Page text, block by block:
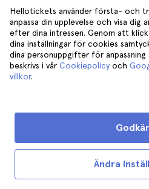
med många intressanta
Om du stannar längre
museer, kyrkor och
du kan också göra flera
Qu
Recensioner från
4.7
Hellotickets använder första- och
anpassa din upplevelse och visa dig
efter dina intressen. Genom att
dina inställningar för cookies
dina personuppgifter för anpassning
beskrivs i vår Cookiepolicy och
villkor.
Ändra